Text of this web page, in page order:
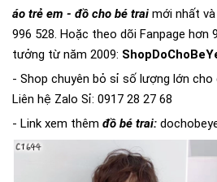
áo trẻ em - đồ cho bé trai mới nhất
996 528. Hoặc theo dõi Fanpage hơn
tưởng từ năm 2009:
- Shop chuyên bỏ sỉ số lượng lớn
Liên hệ Zalo Sỉ: 0917 28 27 68
- Link xem thêm đồ bé trai: